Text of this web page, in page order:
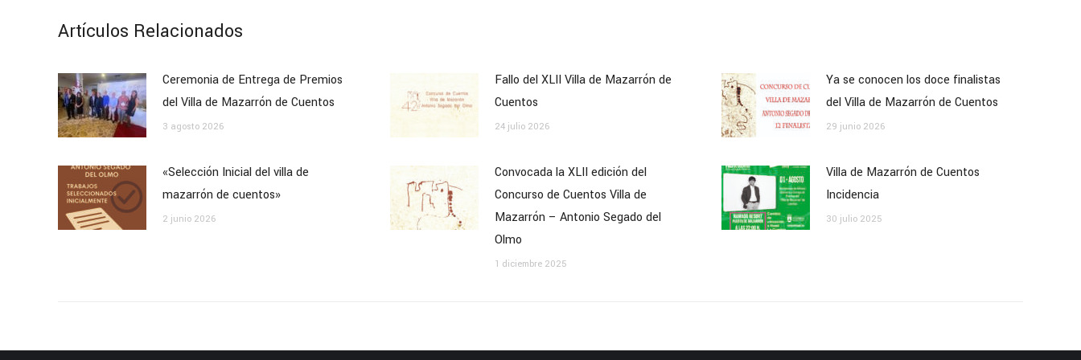
Artículos Relacionados
Ceremonia de Entrega de Premios
del Villa de Mazarrón de Cuentos
3 agosto 2026
Fallo del XLII Villa de Mazarrón de
Cuentos
24 julio 2026
Ya se conocen los doce finalistas
del Villa de Mazarrón de Cuentos
29 junio 2026
«Selección Inicial del villa de
mazarrón de cuentos»
2 junio 2026
Convocada la XLII edición del
Concurso de Cuentos Villa de
Mazarrón – Antonio Segado del
Olmo
1 diciembre 2025
Villa de Mazarrón de Cuentos
Incidencia
30 julio 2025